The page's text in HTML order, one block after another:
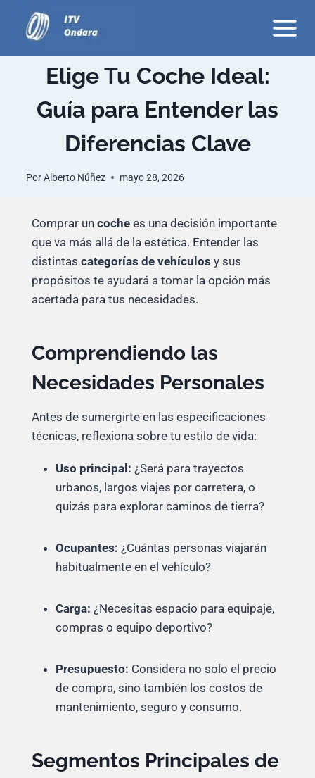
contenido
Elige Tu Coche Ideal:
Guía para Entender las
Diferencias Clave
PorAlberto Núñez mayo 28, 2026
Comprar un cochees una decisión importante
que va más allá de la estética. Entender las
distintas categorías de vehículos y sus
propósitos te ayudará a tomar la opción más
acertada para tus necesidades.
Comprendiendo las
Necesidades Personales
Antes de sumergirte en las especificaciones
técnicas, reflexiona sobre tu estilo de vida:
Uso principal: ¿Será para trayectos
urbanos, largos viajes por carretera, o
quizás para explorar caminos de tierra?
Ocupantes: ¿Cuántas personas viajarán
habitualmente en el vehículo?
Carga: ¿Necesitas espacio para equipaje,
compras o equipo deportivo?
Presupuesto: Considera no solo el precio
de compra, sino también los costos de
mantenimiento, seguro y consumo.
Segmentos Principales de